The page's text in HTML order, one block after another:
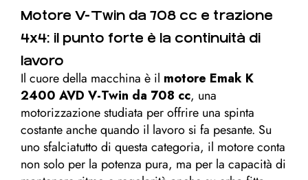
Motore V-Twin da 708 cc e trazione
4x4: il punto forte è la continuità di
lavoro
Il cuore della macchina è il motore Emak K
2400 AVD V-Twin da 708 cc, una
motorizzazione studiata per offrire una spinta
costante anche quando il lavoro si fa pesante. Su
uno sfalciatutto di questa categoria, il motore conta
non solo per la potenza pura, ma per la capacità di